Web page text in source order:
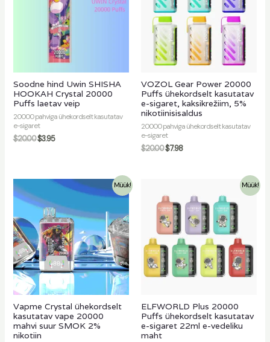
Soodne hind Uwin SHISHA
HOOKAH Crystal 20000
Puffs laetav veip
20000 pahviga ühekordselt kasutatav
e-sigaret
$20.00$3.95
VOZOL Gear Power 20000
Puffs ühekordselt kasutatav
e-sigaret, kaksikrežiim, 5%
nikotiinisisaldus
20000 pahviga ühekordselt kasutatav
e-sigaret
$20.00$7.98
Müük!
Vapme Crystal ühekordselt
kasutatav vape 20000
mahvi suur SMOK 2%
nikotiin
Müük!
ELFWORLD Plus 20000
Puffs ühekordselt kasutatav
e-sigaret 22ml e-vedeliku
maht